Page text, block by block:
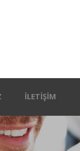
İLETIŞIM